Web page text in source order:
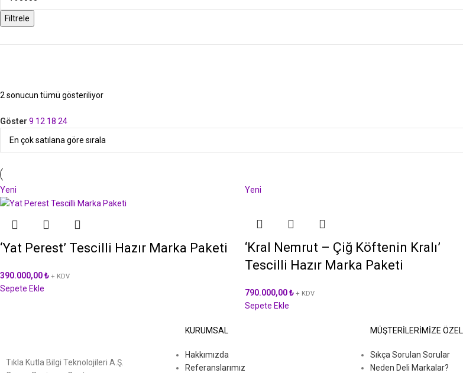
Filtrele
2 sonucun tümü gösteriliyor
Göster 9 12 18 24
Yeni
‘Yat Perest’ Tescilli Hazır Marka Paketi
390.000,00₺ + KDV
Sepete Ekle
Yeni
‘Kral Nemrut – Çiğ Köftenin Kralı’
Tescilli Hazır Marka Paketi
790.000,00₺ + KDV
Sepete Ekle
Tıkla Kutla Bilgi Teknolojileri A.Ş.
KURUMSAL
Hakkımızda
Referanslarımız
MÜŞTERİLERİMİZE ÖZEL
Sıkça Sorulan Sorular
Neden Deli Markalar?